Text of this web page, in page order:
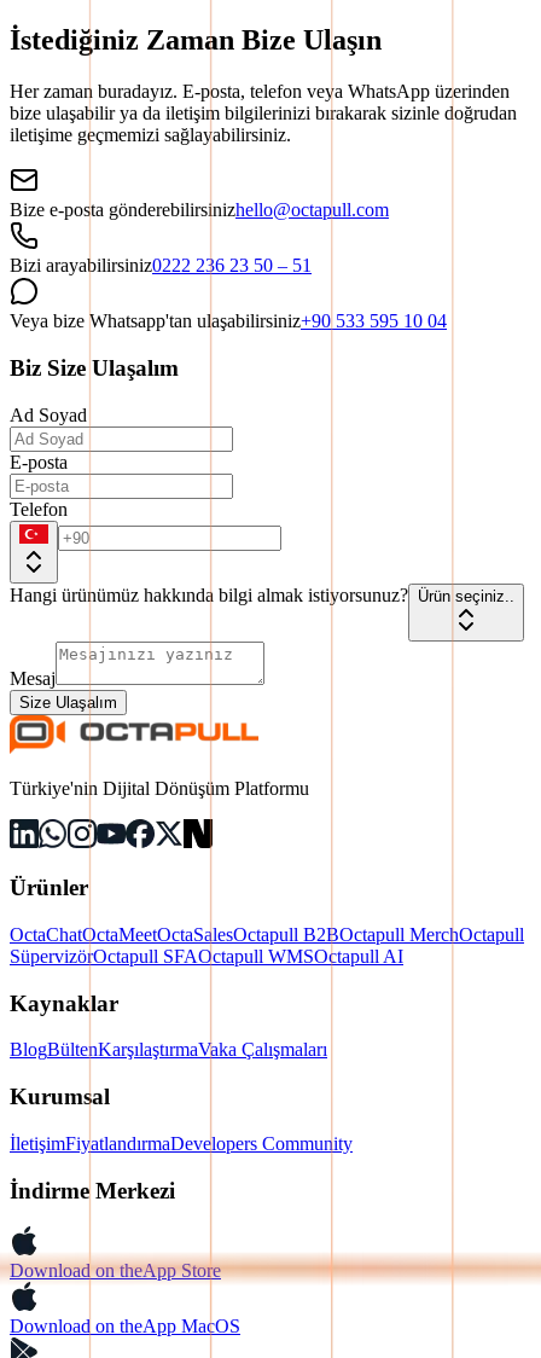
İstediğiniz Zaman Bize Ulaşın
Her zaman buradayız. E-posta, telefon veya WhatsApp üzerinden
bize ulaşabilir ya da iletişim bilgilerinizi bırakarak sizinle doğrudan
iletişime geçmemizi sağlayabilirsiniz.
Bize e-posta gönderebilirsinizhello@octapull.com
Bizi arayabilirsiniz0222 236 23 50 – 51
Veya bize Whatsapp'tan ulaşabilirsiniz+90 533 595 10 04
Biz Size Ulaşalım
Ad Soyad
E-posta
Telefon
Hangi ürünümüz hakkında bilgi almak istiyorsunuz? Ürün seçiniz..
Mesaj
Size Ulaşalım
Türkiye'nin Dijital Dönüşüm Platformu
Ürünler
OctaChatOctaMeetOctaSalesOctapull B2BOctapull MerchOctapull
SüpervizörOctapull SFAOctapull WMSOctapull AI
Kaynaklar
BlogBültenKarşılaştırmaVaka Çalışmaları
Kurumsal
İletişimFiyatlandırmaDevelopers Community
İndirme Merkezi
Download on theApp Store
Download on theApp MacOS